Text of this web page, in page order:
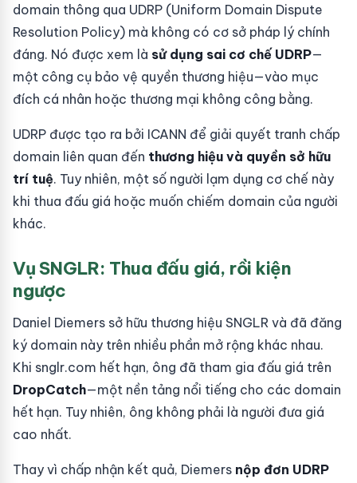
domain thông qua UDRP (Uniform Domain Dispute
Resolution Policy) mà không có cơ sở pháp lý chính
đáng. Nó được xem là sử dụng sai cơ chế UDRP—
một công cụ bảo vệ quyền thương hiệu—vào mục
đích cá nhân hoặc thương mại không công bằng.
UDRP được tạo ra bởi ICANN để giải quyết tranh chấp
domain liên quan đến thương hiệu và quyền sở hữu
trí tuệ. Tuy nhiên, một số người lạm dụng cơ chế này
khi thua đấu giá hoặc muốn chiếm domain của người
khác.
Vụ SNGLR: Thua đấu giá, rồi kiện
ngược
Daniel Diemers sở hữu thương hiệu SNGLR và đã đăng
ký domain này trên nhiều phần mở rộng khác nhau.
Khi snglr.com hết hạn, ông đã tham gia đấu giá trên
DropCatch—một nền tảng nổi tiếng cho các domain
hết hạn. Tuy nhiên, ông không phải là người đưa giá
cao nhất.
Thay vì chấp nhận kết quả, Diemers nộp đơn UDRP